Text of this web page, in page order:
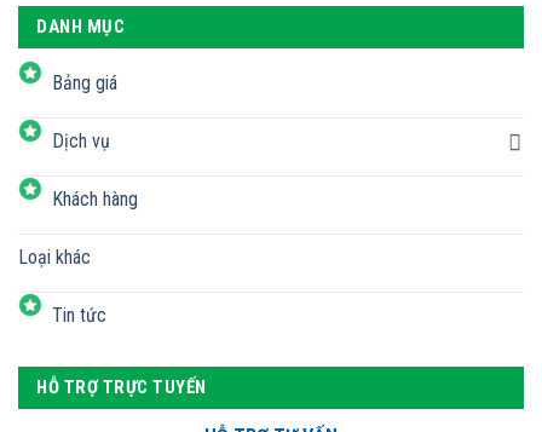
DANH MỤC
Bảng giá
Dịch vụ
Khách hàng
Loại khác
Tin tức
HỖ TRỢ TRỰC TUYẾN